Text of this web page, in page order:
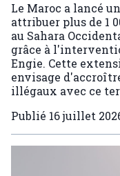
Le Maroc a lancé
attribuer plus de 1
au Sahara
grâce à
Engie. Cette
envisage
illégaux avec ce
Publié 16 juillet